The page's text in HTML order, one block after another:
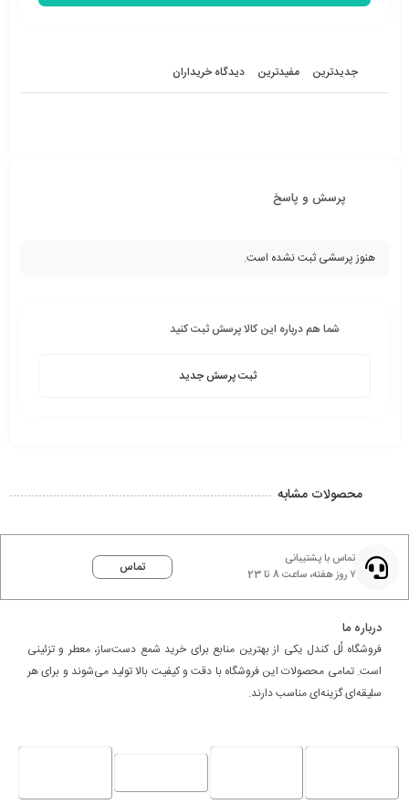
جدیدترین مفیدترین دیدگاه خریداران
پرسش و پاسخ
هنوز پرسشی ثبت نشده است.
شما هم درباره این کالا پرسش ثبت کنید
ثبت پرسش جدید
محصولات مشابه
تماس با پشتیبانی
۷ روز هفته، ساعت 8 تا 23
تماس
درباره ما
فروشگاه لُل کندل یکی از بهترین منابع برای خرید شمع دست‌ساز، معطر و تزئینی
است. تمامی محصولات این فروشگاه با دقت و کیفیت بالا تولید می‌شوند و برای هر
سلیقه‌ای گزینه‌ای مناسب دارند.